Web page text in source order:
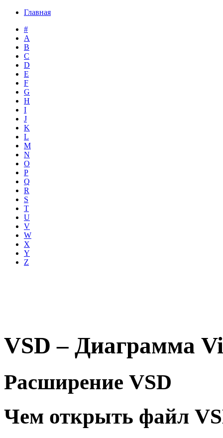
Главная
#
A
B
C
D
E
F
G
H
I
J
K
L
M
N
O
P
Q
R
S
T
U
V
W
X
Y
Z
VSD – Диаграмма
Расширение VSD
Чем открыть файл